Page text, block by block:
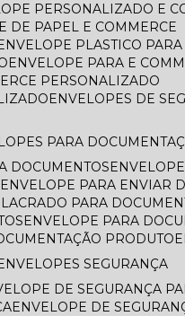
PERSONALIZADO E
DE PAPEL E COMMERCE
ENVELOPE PLASTICO
ENVELOPE PARA E
PERSONALIZADO
ENVELOPES DE
PARA
DOCUMENTOS
ENVELOPE PARA ENVIAR
LACRADO PARA
ENVELOPE PARA
PRODUTO
ENVELOPES SEGURANÇA
DE SEGURANÇA
ENVELOPE DE